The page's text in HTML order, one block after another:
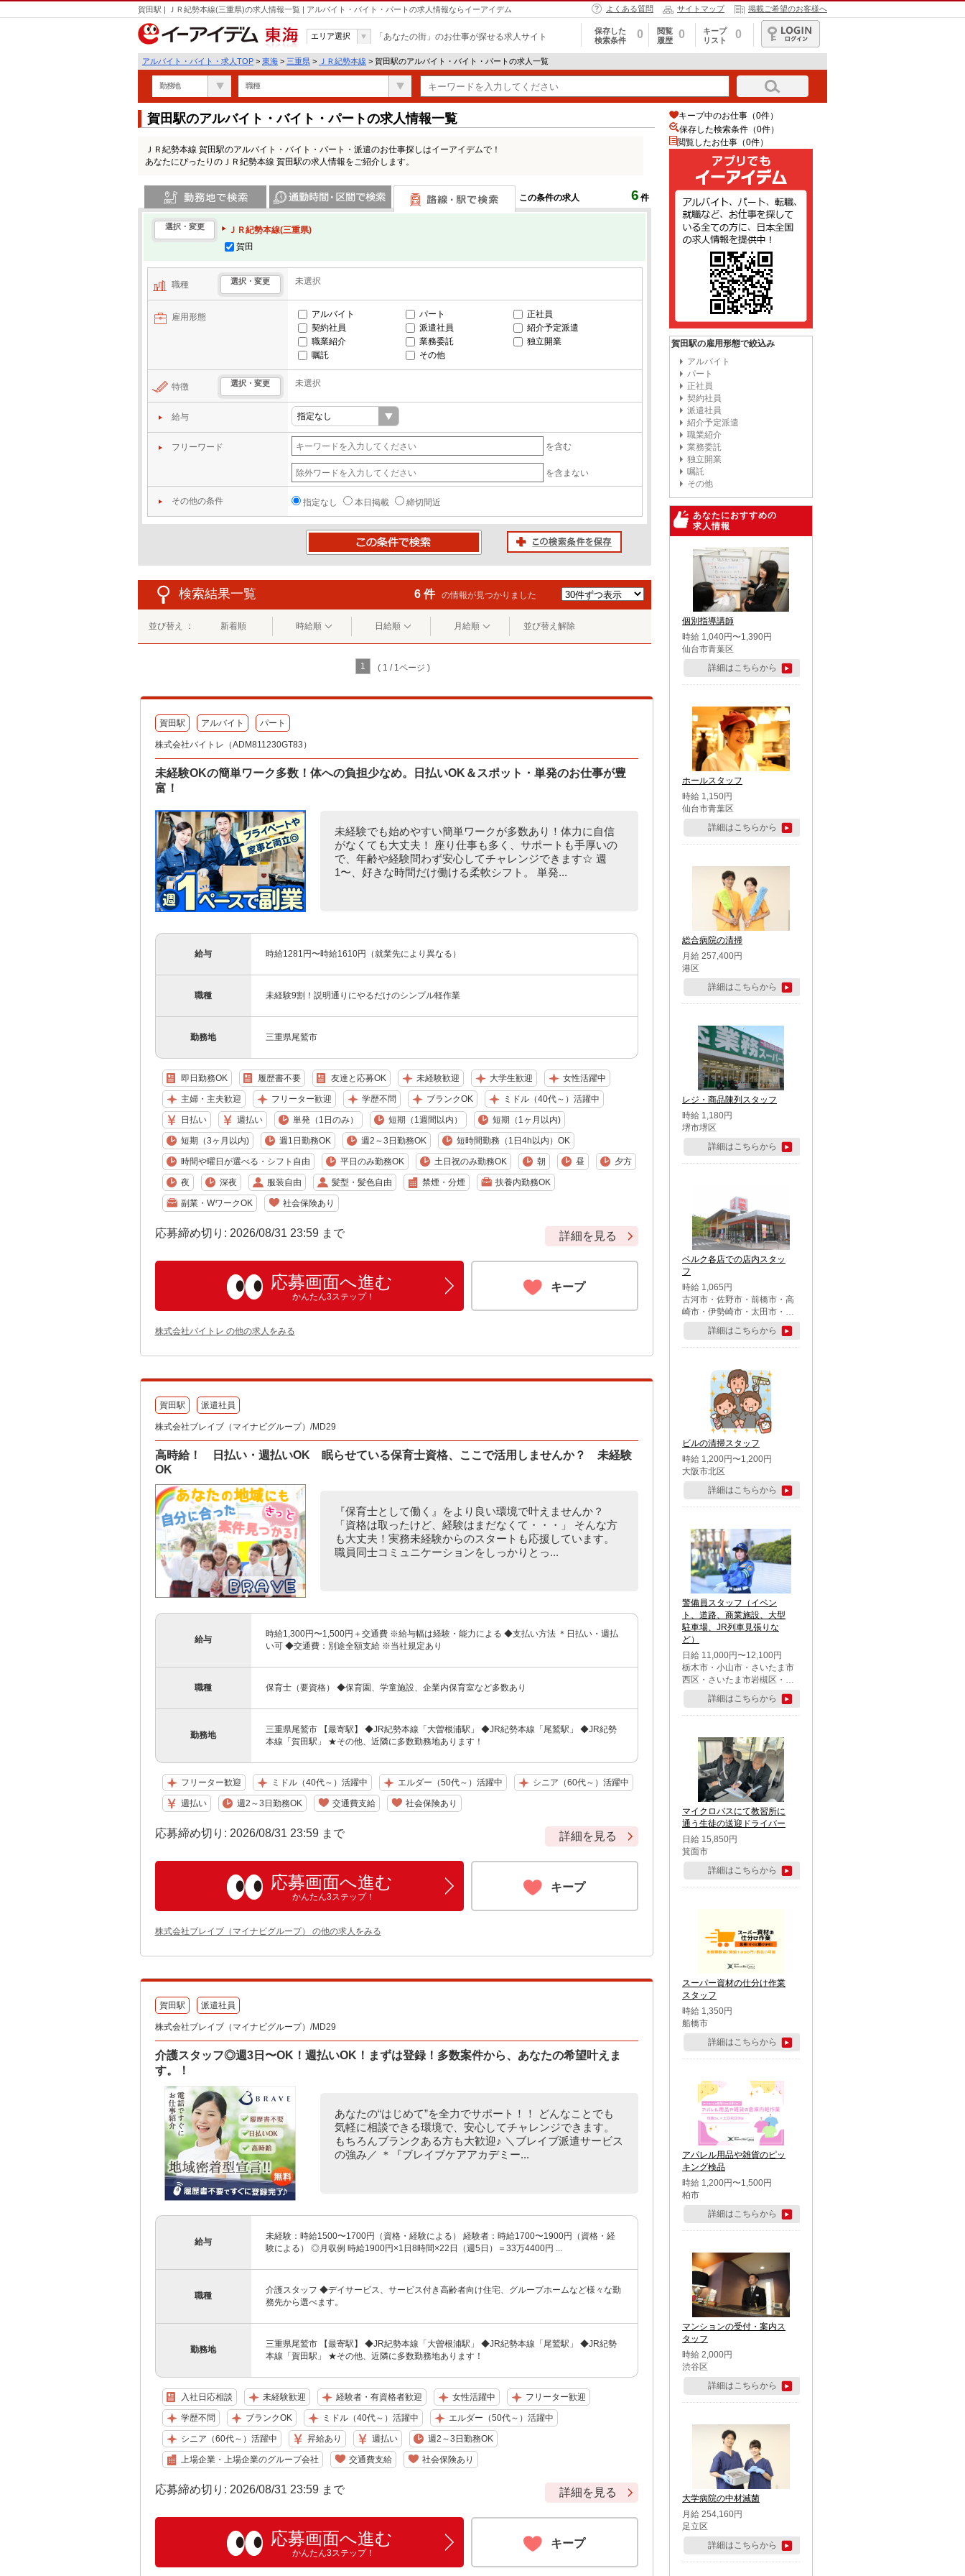
賀田駅 | ＪＲ紀勢本線(三重県)の求人情報一覧 | アルバイト・バイト・パートの求人情報ならイーアイデム よくある質問 サイトマップ 掲載ご希望のお客様へ
東海
エリア選択 「あなたの街」のお仕事が探せる求人サイト
保存した
検索条件
0
閲覧
履歴
0
キープ
リスト
0
ログイン
アルバイト・バイト・求人TOP > 東海 > 三重県 > ＪＲ紀勢本線 > 賀田駅のアルバイト・バイト・パートの求人一覧
勤務地 職種
賀田駅のアルバイト・バイト・パートの求人情報一覧
ＪＲ紀勢本線 賀田駅のアルバイト・バイト・パート・派遣のお仕事探しはイーアイデムで！
あなたにぴったりのＪＲ紀勢本線 賀田駅の求人情報をご紹介します。
この条件の求人 6 件
選択・変更
ＪＲ紀勢本線(三重県)
賀田
職種 選択・変更 未選択
雇用形態 アルバイト パート
正社員
契約社員
派遣社員
紹介予定派遣
職業紹介
業務委託
独立開業
嘱託
その他
特徴 選択・変更 未選択
給与
フリーワード を含む
を含まない
その他の条件 指定なし 本日掲載 締切間近
検索結果一覧 6 件 の情報が見つかりました
並び替え ： 新着順 時給順 日給順 月給順 並び替え解除
1 ( 1 / 1ページ )
賀田駅 アルバイト パート
株式会社バイトレ（ADM811230GT83）
未経験OKの簡単ワーク多数！体への負担少なめ。日払いOK＆スポット・単発のお仕事が豊
富！
未経験でも始めやすい簡単ワークが多数あり！体力に自信
がなくても大丈夫！ 座り仕事も多く、サポートも手厚いの
で、年齢や経験問わず安心してチャレンジできます☆ 週
1〜、好きな時間だけ働ける柔軟シフト。 単発...
給与 時給1281円〜時給1610円（就業先により異なる）
職種 未経験9割！説明通りにやるだけのシンプル軽作業
勤務地 三重県尾鷲市
即日勤務OK 履歴書不要 友達と応募OK 未経験歓迎 大学生歓迎 女性活躍中
主婦・主夫歓迎 フリーター歓迎 学歴不問 ブランクOK ミドル（40代～）活躍中
日払い 週払い 単発（1日のみ） 短期（1週間以内） 短期（1ヶ月以内)
短期（3ヶ月以内) 週1日勤務OK 週2～3日勤務OK 短時間勤務（1日4h以内）OK
時間や曜日が選べる・シフト自由 平日のみ勤務OK 土日祝のみ勤務OK 朝 昼 夕方
夜 深夜 服装自由 髪型・髪色自由 禁煙・分煙 扶養内勤務OK
副業・WワークOK 社会保険あり
応募締め切り: 2026/08/31 23:59 まで 詳細を見る
応募画面へ進む
かんたん3ステップ！
キープ
株式会社バイトレ の他の求人をみる
賀田駅 派遣社員
株式会社ブレイブ（マイナビグループ）/MD29
高時給！ 日払い・週払いOK 眠らせている保育士資格、ここで活用しませんか？ 未経験
OK
『保育士として働く』をより良い環境で叶えませんか？
「資格は取ったけど、経験はまだなくて・・・」 そんな方
も大丈夫！実務未経験からのスタートも応援しています。
職員同士コミュニケーションをしっかりとっ...
給与
時給1,300円〜1,500円＋交通費 ※給与幅は経験・能力による ◆支払い方法 ＊日払い・週払
い可 ◆交通費：別途全額支給 ※当社規定あり
職種 保育士（要資格） ◆保育園、学童施設、企業内保育室など多数あり
勤務地
三重県尾鷲市 【最寄駅】 ◆JR紀勢本線「大曽根浦駅」 ◆JR紀勢本線「尾鷲駅」 ◆JR紀勢
本線「賀田駅」 ★その他、近隣に多数勤務地あります！
フリーター歓迎 ミドル（40代～）活躍中 エルダー（50代～）活躍中 シニア（60代～）活躍中
週払い 週2～3日勤務OK 交通費支給 社会保険あり
応募締め切り: 2026/08/31 23:59 まで 詳細を見る
応募画面へ進む
かんたん3ステップ！
キープ
株式会社ブレイブ（マイナビグループ） の他の求人をみる
賀田駅 派遣社員
株式会社ブレイブ（マイナビグループ）/MD29
介護スタッフ◎週3日〜OK！週払いOK！まずは登録！多数案件から、あなたの希望叶えま
す。！
あなたの“はじめて”を全力でサポート！！ どんなことでも
気軽に相談できる環境で、安心してチャレンジできます。
もちろんブランクある方も大歓迎♪ ＼ブレイブ派遣サービス
の強み／ ＊『ブレイブケアアカデミー...
給与
未経験：時給1500〜1700円（資格・経験による） 経験者：時給1700〜1900円（資格・経
験による） ◎月収例 時給1900円×1日8時間×22日（週5日）＝33万4400円 ...
職種
介護スタッフ ◆デイサービス、サービス付き高齢者向け住宅、グループホームなど様々な勤
務先から選べます。
勤務地
三重県尾鷲市 【最寄駅】 ◆JR紀勢本線「大曽根浦駅」 ◆JR紀勢本線「尾鷲駅」 ◆JR紀勢
本線「賀田駅」 ★その他、近隣に多数勤務地あります！
入社日応相談 未経験歓迎 経験者・有資格者歓迎 女性活躍中 フリーター歓迎
学歴不問 ブランクOK ミドル（40代～）活躍中 エルダー（50代～）活躍中
シニア（60代～）活躍中 昇給あり 週払い 週2～3日勤務OK
上場企業・上場企業のグループ会社 交通費支給 社会保険あり
応募締め切り: 2026/08/31 23:59 まで 詳細を見る
応募画面へ進む
かんたん3ステップ！
キープ
キープ中のお仕事（0件）
保存した検索条件（0件）
閲覧したお仕事（0件）
賀田駅の雇用形態で絞込み
アルバイト
パート
正社員
契約社員
派遣社員
紹介予定派遣
職業紹介
業務委託
独立開業
嘱託
その他
あなたにおすすめの
求人情報
個別指導講師
時給 1,040円〜1,390円
仙台市青葉区
詳細はこちらから
ホールスタッフ
時給 1,150円
仙台市青葉区
詳細はこちらから
総合病院の清掃
月給 257,400円
港区
詳細はこちらから
レジ・商品陳列スタッフ
時給 1,180円
堺市堺区
詳細はこちらから
ベルク各店での店内スタッ
フ
時給 1,065円
古河市・佐野市・前橋市・高
崎市・伊勢崎市・太田市・館
林市・藤岡市・大泉町・さい
たま市北区・川越市・熊谷
市・行田市・秩父市・所沢
市・鶴ケ島市・千葉市中央
区・市川市・松戸市・習志野
市・柏市・流山市・八千代
市・足立区・江戸川区・八王
子市・町田市
詳細はこちらから
ビルの清掃スタッフ
時給 1,200円〜1,200円
大阪市北区
詳細はこちらから
警備員スタッフ（イベン
ト、道路、商業施設、大型
駐車場、JR列車見張りな
ど）
日給 11,000円〜12,100円
栃木市・小山市・さいたま市
西区・さいたま市岩槻区・久
喜市・蓮田市
詳細はこちらから
マイクロバスにて教習所に
通う生徒の送迎ドライバー
日給 15,850円
箕面市
詳細はこちらから
スーパー資材の仕分け作業
スタッフ
時給 1,350円
船橋市
詳細はこちらから
アパレル用品や雑貨のピッ
キング検品
時給 1,200円〜1,500円
柏市
詳細はこちらから
マンションの受付・案内ス
タッフ
時給 2,000円
渋谷区
詳細はこちらから
大学病院の中材滅菌
月給 254,160円
足立区
詳細はこちらから